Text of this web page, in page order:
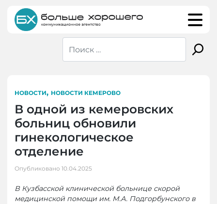
content
НОВОСТИ, НОВОСТИ КЕМЕРОВО
В одной из кемеровских
больниц обновили
гинекологическое
отделение
Опубликовано 10.04.2025
В Кузбасской клинической больнице скорой
медицинской помощи им. М.А. Подгорбунского в